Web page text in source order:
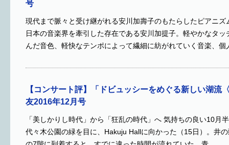
号
現代まで脈々と受け継がれる安川加壽子のもたらしたピアニズ
日本の音楽界を牽引した存在である安川加提子。軽やかなタ
んだ音色、軽快なテンポによって繊細に紡がれていく音楽、
【コンサート評】「ドビュッシーをめぐる新しい湖流
友2016年12月号
「美しかりし時代」から「狂乱の時代」へ 気持ちの良い10月
代々木公園の緑を目に、Hakuju Hallに向かった（15日）。井